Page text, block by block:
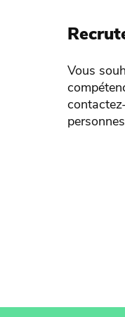
Vous